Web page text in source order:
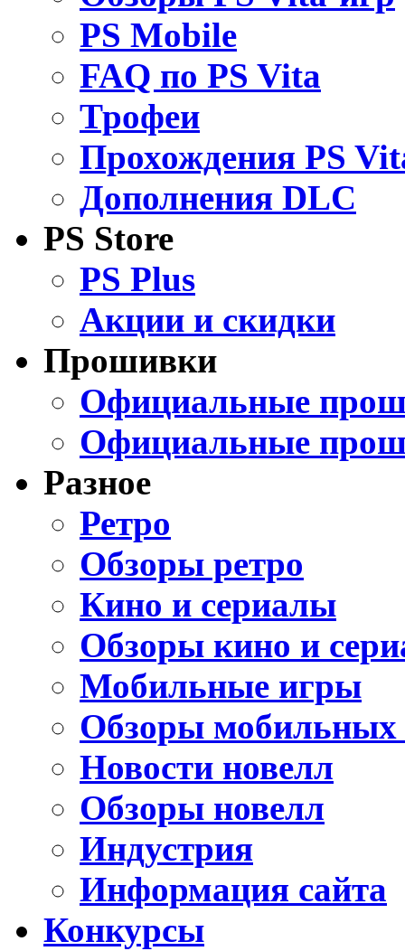
PS Mobile
FAQ по PS Vita
Трофеи
Прохождения PS
Дополнения DLC
PS Store
PS Plus
Акции и скидки
Прошивки
Официальные
Официальные
Разное
Ретро
Обзоры ретро
Кино и сериалы
Обзоры кино и
Мобильные игры
Обзоры мобильных
Новости новелл
Обзоры новелл
Индустрия
Информация сайта
Конкурсы